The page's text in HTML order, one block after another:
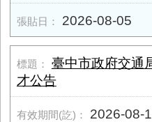
2026-08-05
臺中市政府交通
才公告
2026-08-